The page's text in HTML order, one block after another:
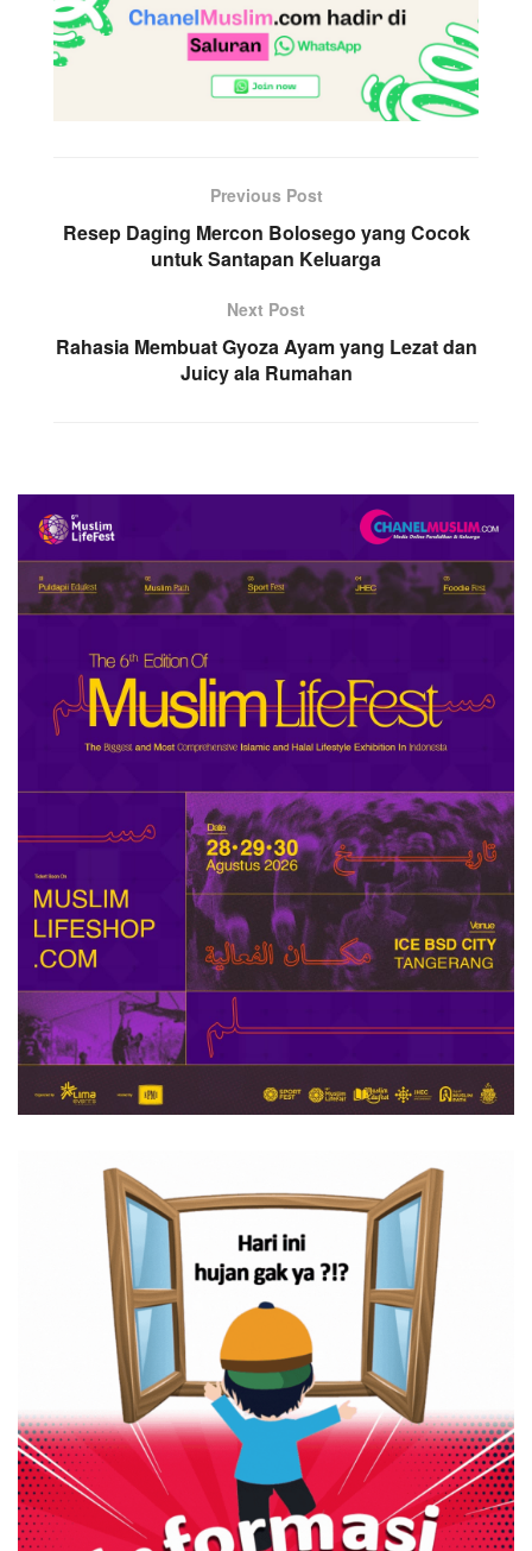
Previous Post
Resep Daging Mercon Bolosego yang Cocok
untuk Santapan Keluarga
Next Post
Rahasia Membuat Gyoza Ayam yang Lezat dan
Juicy ala Rumahan